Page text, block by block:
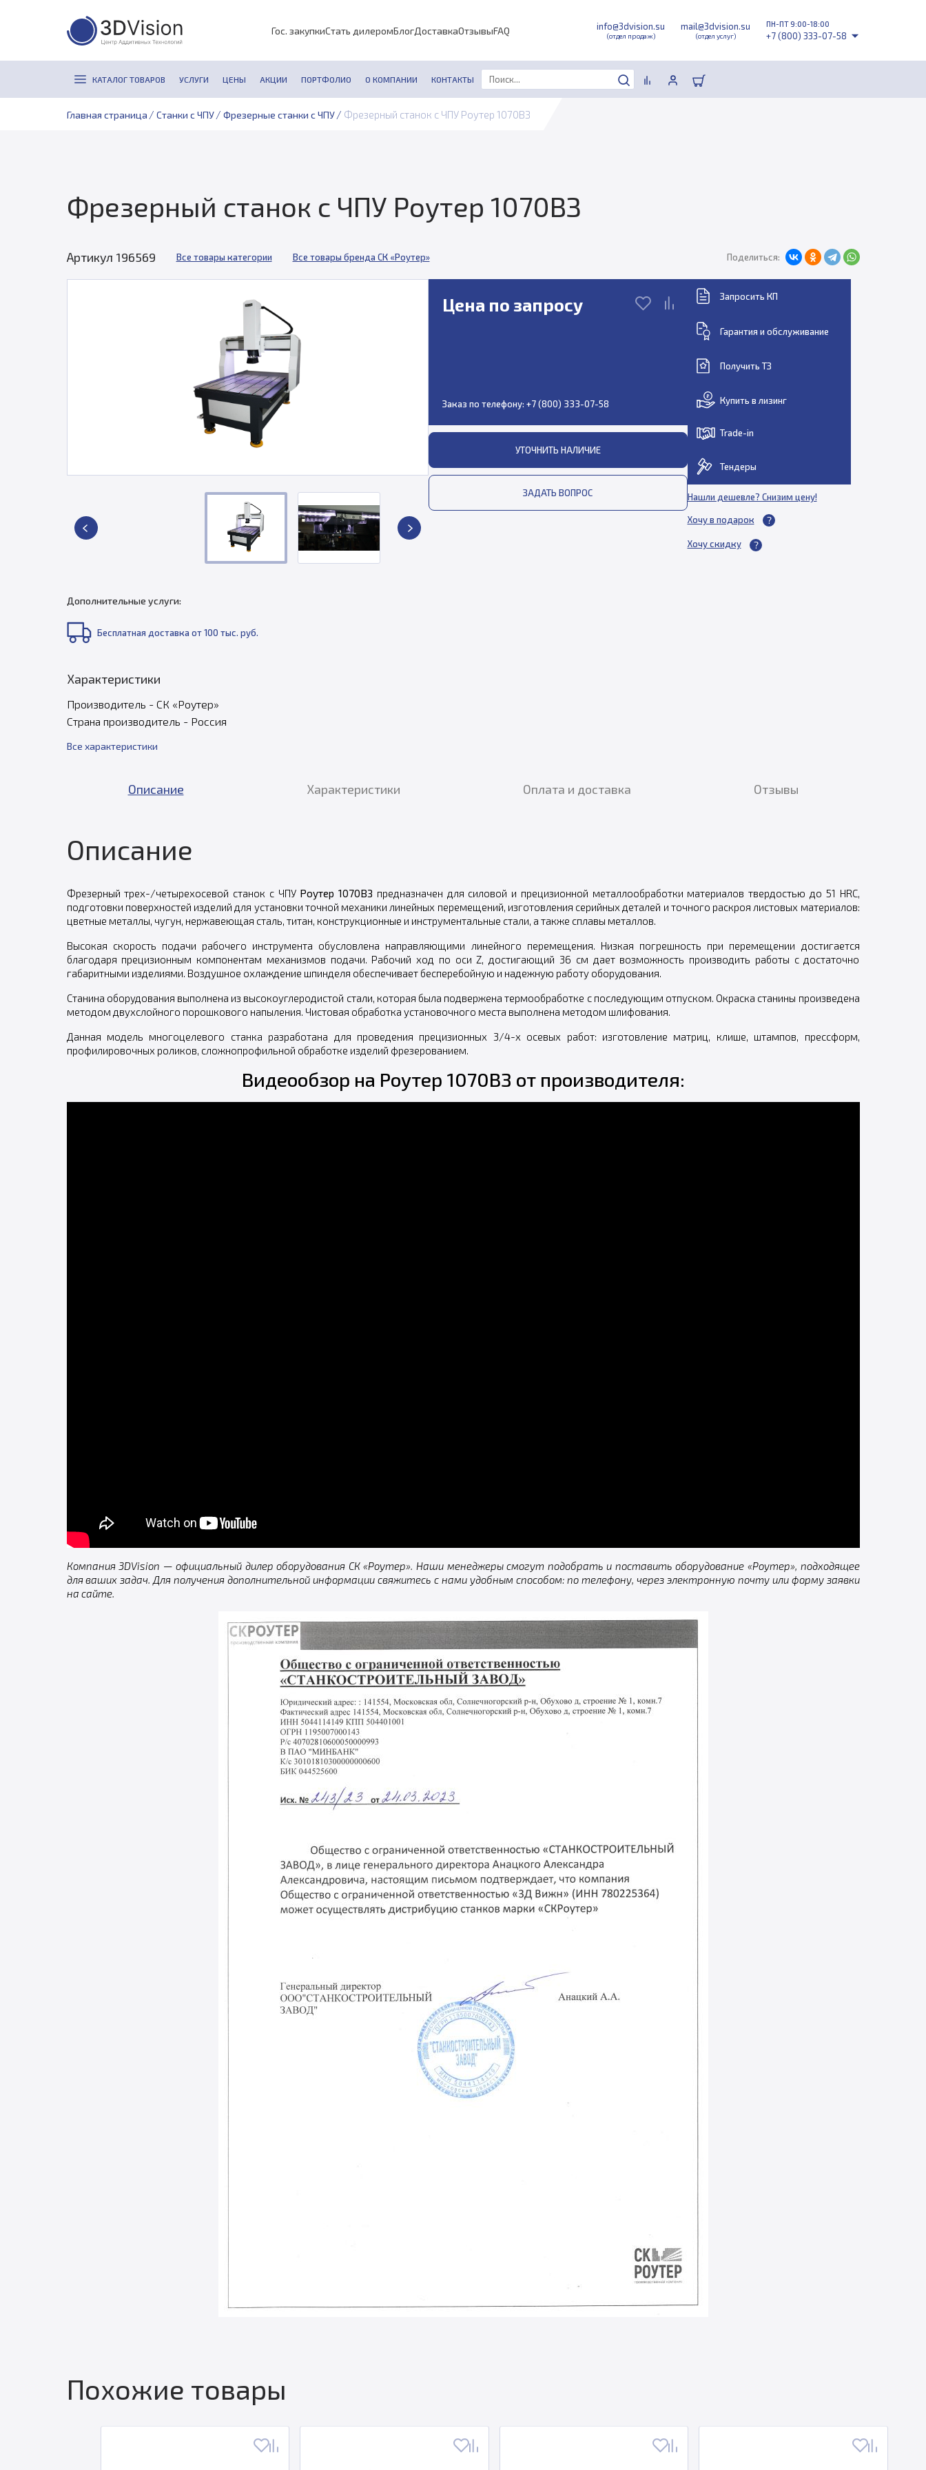
Гос. закупкиСтать дилеромБлогДоставкаОтзывыFAQ info@3dvision.su
(отдел продаж)
mail@3dvision.su
(отдел услуг)
ПН-ПТ 9:00-18:00
+7 (800) 333-07-58
КАТАЛОГ ТОВАРОВ УСЛУГИ ЦЕНЫ АКЦИИ ПОРТФОЛИО О КОМПАНИИ КОНТАКТЫ
Главная страница / Станки с ЧПУ / Фрезерные станки с ЧПУ / Фрезерный станок с ЧПУ Роутер 1070ВЗ
Фрезерный станок с ЧПУ Роутер 1070ВЗ
Артикул 196569 Все товары категории Все товары бренда СК «Роутер» Поделиться:
Цена по запросу
Заказ по телефону: +7 (800) 333-07-58
УТОЧНИТЬ НАЛИЧИЕ
ЗАДАТЬ ВОПРОС
Запросить КП
Гарантия и обслуживание
Получить ТЗ
Купить в лизинг
Trade-in
Тендеры
Нашли дешевле? Снизим цену!
Хочу в подарок
Хочу скидку
Дополнительные услуги:
Бесплатная доставка от 100 тыс. руб.
Характеристики
Производитель - СК «Роутер»
Страна производитель - Россия
Все характеристики
Описание Характеристики Оплата и доставка Отзывы
Описание
Фрезерный трех-/четырехосевой станок с ЧПУ Роутер1070ВЗ предназначен для силовой и прецизионной металлообработки материалов твердостью до 51 HRC,
подготовки поверхностей изделий для установки точной механики линейных перемещений, изготовления серийных деталей и точного раскроя листовых материалов:
цветные металлы, чугун, нержавеющая сталь, титан, конструкционные и инструментальные стали, а также сплавы металлов.
Высокая скорость подачи рабочего инструмента обусловлена направляющими линейного перемещения. Низкая погрешность при перемещении достигается
благодаря прецизионным компонентам механизмов подачи. Рабочий ход по оси Z, достигающий 36 см дает возможность производить работы с достаточно
габаритными изделиями. Воздушное охлаждение шпинделя обеспечивает бесперебойную и надежную работу оборудования.
Станина оборудования выполнена из высокоуглеродистой стали, которая была подвержена термообработке с последующим отпуском. Окраска станины произведена
методом двухслойного порошкового напыления. Чистовая обработка установочного места выполнена методом шлифования.
Данная модель многоцелевого станка разработана для проведения прецизионных 3/4-х осевых работ: изготовление матриц, клише, штампов, прессформ,
профилировочных роликов, сложнопрофильной обработке изделий фрезерованием.
Видеообзор на Роутер 1070ВЗ от производителя:
Компания 3DVision — официальный дилер оборудования СК «Роутер». Наши менеджеры смогут подобрать и поставить оборудование «Роутер», подходящее
для ваших задач. Для получения дополнительной информации свяжитесь с нами удобным способом: по телефону, через электронную почту или форму заявки
на сайте.
Похожие товары